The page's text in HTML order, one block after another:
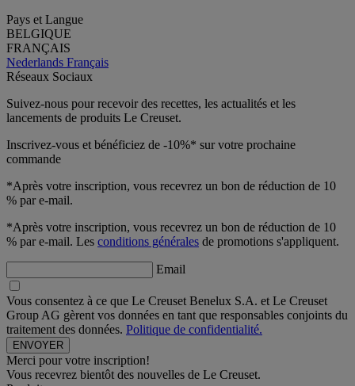
Pays et Langue
BELGIQUE
FRANÇAIS
Nederlands Français
Réseaux Sociaux
Suivez-nous pour recevoir des recettes, les actualités et les
lancements de produits Le Creuset.
Inscrivez-vous et bénéficiez de -10%* sur votre prochaine
commande
*Après votre inscription, vous recevrez un bon de réduction de 10
% par e-mail.
*Après votre inscription, vous recevrez un bon de réduction de 10
% par e-mail. Les conditions générales de promotions s'appliquent.
Email
Vous consentez à ce que Le Creuset Benelux S.A. et Le Creuset
Group AG gèrent vos données en tant que responsables conjoints du
traitement des données. Politique de confidentialité.
Merci pour votre inscription!
Vous recevrez bientôt des nouvelles de Le Creuset.